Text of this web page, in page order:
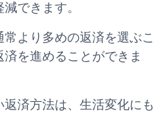
できます。
より多めの返済を選ぶこ
を進めることができま
済方法は、生活変化にも